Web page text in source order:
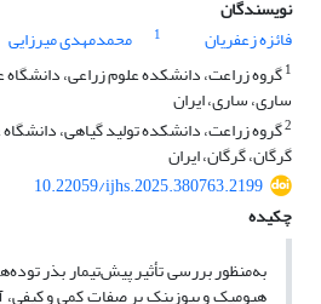
نویسندگان
فائزه زعفریان
1 محمدمهدی میرزایی
1گروه زراعت، دانشکده علوم زراعی،
ساری، ساری، ایران
2گروه زراعت، دانشکده تولید گیاهی،
گرگان، گرگان، ایران
10.22059/ijhs.2025.380763.2199
چکیده
به‌منظور بررسی تأثیر پیش‌تیمار بذر
هیومیک و بیوزینک بر صفات کمی و